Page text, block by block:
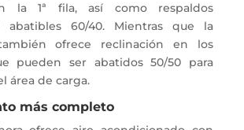
la 1ª fila, así como respaldos
abatibles 60/40. Mientras que la
ofrece reclinación en los
pueden ser abatidos 50/50 para
área de carga.
más completo